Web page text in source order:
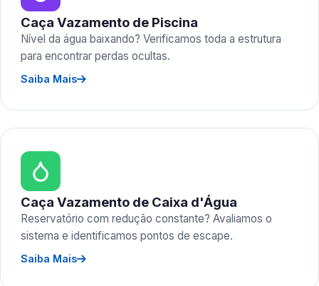
Caça Vazamento de Piscina
Nível da água baixando? Verificamos toda a estrutura
para encontrar perdas ocultas.
Saiba Mais
Caça Vazamento de Caixa d'Água
Reservatório com redução constante? Avaliamos o
sistema e identificamos pontos de escape.
Saiba Mais